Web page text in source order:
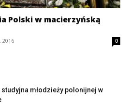
Polski w macierzyńską
2016 0
studyjna młodzieży polonijnej w